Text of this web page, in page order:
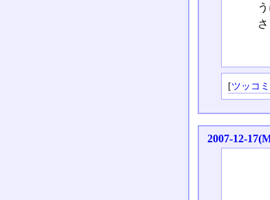
[ツッコ
2007-12-